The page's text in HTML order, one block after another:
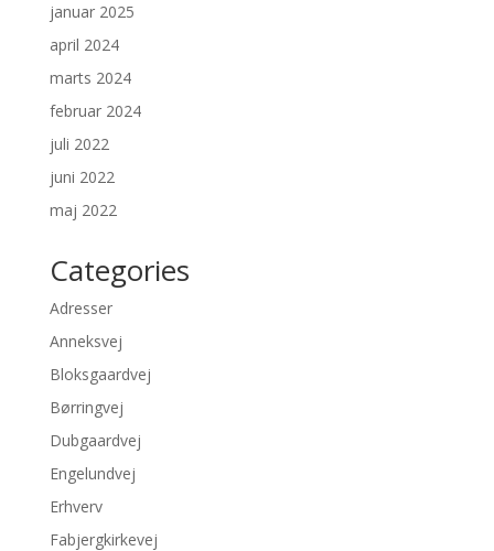
januar 2025
april 2024
marts 2024
februar 2024
juli 2022
juni 2022
maj 2022
Categories
Adresser
Anneksvej
Bloksgaardvej
Børringvej
Dubgaardvej
Engelundvej
Erhverv
Fabjergkirkevej